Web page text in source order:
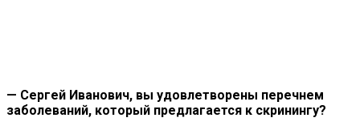
— Сергей Иванович, вы удовлетворены перечнем
заболеваний, который предлагается к скринингу?